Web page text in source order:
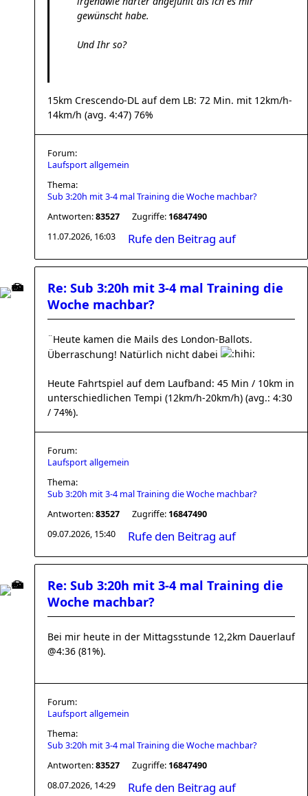
gewünscht habe.
Und Ihr so?
15km Crescendo-DL auf dem LB: 72 Min. mit 12km/h-
14km/h (avg. 4:47) 76%
Forum:
Laufsport allgemein
Thema:
Sub 3:20h mit 3-4 mal Training die Woche machbar?
Antworten:83527 Zugriffe: 16847490
11.07.2026, 16:03
Rufe den Beitrag auf
Re: Sub 3:20h mit 3-4 mal Training die
Woche machbar?
¨Heute kamen die Mails des London-Ballots.
Überraschung! Natürlich nicht dabei
Heute Fahrtspiel auf dem Laufband: 45 Min / 10km in
unterschiedlichen Tempi (12km/h-20km/h) (avg.: 4:30
/ 74%).
Forum:
Laufsport allgemein
Thema:
Sub 3:20h mit 3-4 mal Training die Woche machbar?
Antworten:83527 Zugriffe: 16847490
09.07.2026, 15:40
Rufe den Beitrag auf
Re: Sub 3:20h mit 3-4 mal Training die
Woche machbar?
Bei mir heute in der Mittagsstunde 12,2km Dauerlauf
@4:36 (81%).
Forum:
Laufsport allgemein
Thema:
Sub 3:20h mit 3-4 mal Training die Woche machbar?
Antworten:83527 Zugriffe: 16847490
08.07.2026, 14:29
Rufe den Beitrag auf